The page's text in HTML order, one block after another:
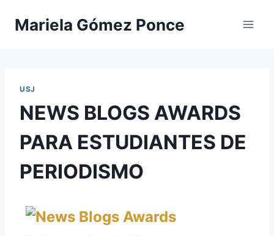
Mariela Gómez Ponce
USJ
NEWS BLOGS AWARDS
PARA ESTUDIANTES DE
PERIODISMO